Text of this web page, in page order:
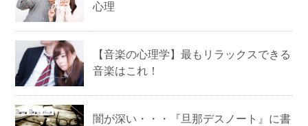
心理
【音楽の心理学】最もリラックスできる
音楽はこれ！
闇が深い・・・『旦那デスノート』に書